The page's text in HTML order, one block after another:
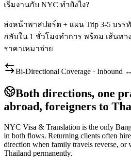
เริ่มงานกับ NYC ทำยังไง?
ส่งหน้าพาสปอร์ต + แผน Trip 3-5 บรร
กลับใน 1 ชั่วโมงทำการ พร้อม เส้นทา
ราคาเหมาจ่าย
Bi-Directional Coverage · Inbound
Both directions, one
abroad, foreigners to
NYC Visa & Translation is the only
in both flows. Returning clients often
direction when family travels reverse, or
Thailand permanently.